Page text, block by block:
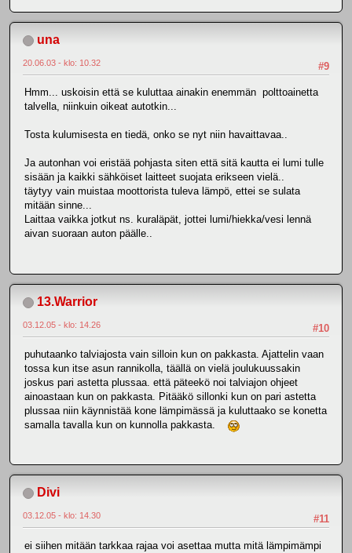
una
#9
20.06.03 - klo: 10.32
Hmm... uskoisin että se kuluttaa ainakin enemmän polttoainetta
talvella, niinkuin oikeat autotkin...
Tosta kulumisesta en tiedä, onko se nyt niin havaittavaa..
Ja autonhan voi eristää pohjasta siten että sitä kautta ei lumi tulle
sisään ja kaikki sähköiset laitteet suojata erikseen vielä..
täytyy vain muistaa moottorista tuleva lämpö, ettei se sulata
mitään sinne...
Laittaa vaikka jotkut ns. kuraläpät, jottei lumi/hiekka/vesi lennä
aivan suoraan auton päälle..
13.Warrior
#10
03.12.05 - klo: 14.26
puhutaanko talviajosta vain silloin kun on pakkasta. Ajattelin vaan
tossa kun itse asun rannikolla, täällä on vielä joulukuussakin
joskus pari astetta plussaa. että päteekö noi talviajon ohjeet
ainoastaan kun on pakkasta. Pitääkö sillonki kun on pari astetta
plussaa niin käynnistää kone lämpimässä ja kuluttaako se konetta
samalla tavalla kun on kunnolla pakkasta.
Divi
#11
03.12.05 - klo: 14.30
ei siihen mitään tarkkaa rajaa voi asettaa mutta mitä lämpimämpi